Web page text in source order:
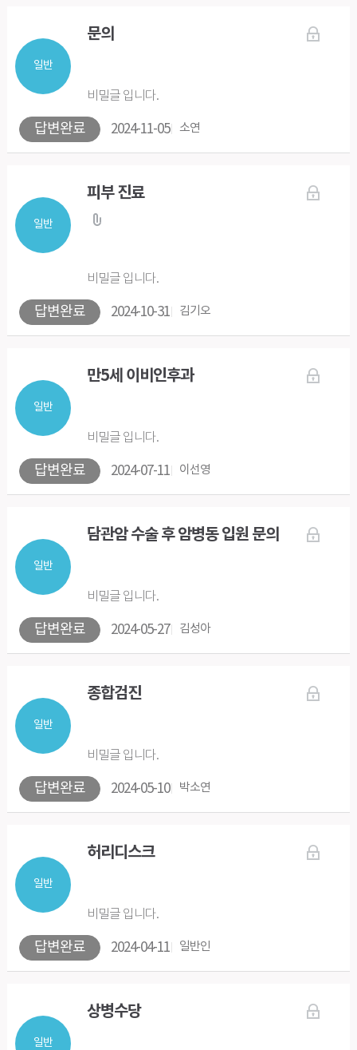
일반
문의
답변완료
비밀글 입니다.
2024-11-05 소연
일반
피부 진료
답변완료
비밀글 입니다.
2024-10-31 김기오
일반
만5세 이비인후과
답변완료
비밀글 입니다.
2024-07-11 이선영
일반
담관암 수술 후 암병동 입원 문의
답변완료
비밀글 입니다.
2024-05-27 김성아
일반
종합검진
답변완료
비밀글 입니다.
2024-05-10 박소연
일반
허리디스크
답변완료
비밀글 입니다.
2024-04-11 일반인
일반
상병수당